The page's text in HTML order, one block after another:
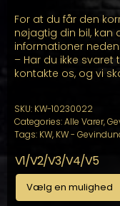
For at du får den
nøjagtig din bil, kan
informationer
– Har du ikke svaret
kontakte os, og vi
SKU: KW-10230022
Categories:Alle Varer,
Tags: KW, KW -
V1/V2/V3/V4/V5